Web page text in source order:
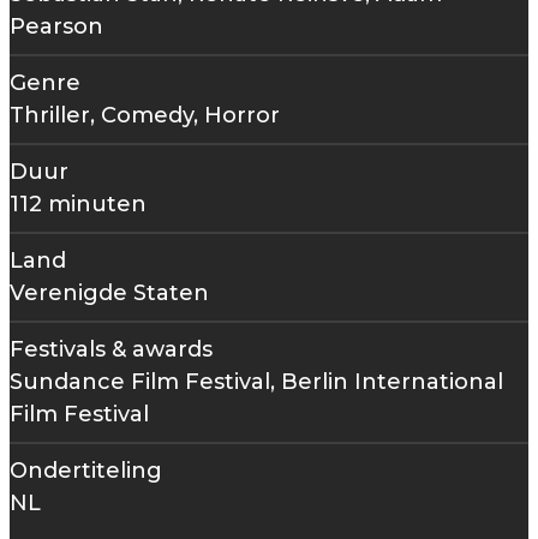
Pearson
Genre
Thriller, Comedy, Horror
Duur
112 minuten
Land
Verenigde Staten
Festivals & awards
Sundance Film Festival, Berlin International
Film Festival
Ondertiteling
NL